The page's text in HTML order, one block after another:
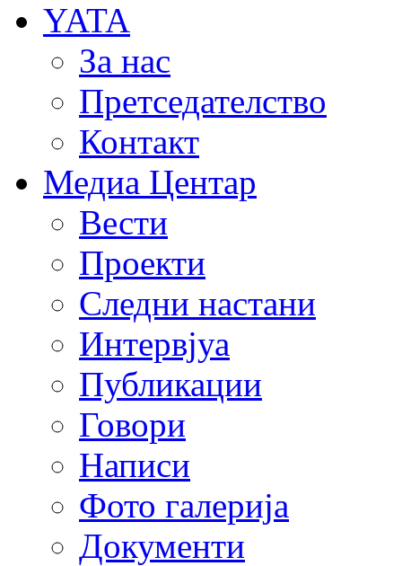
YATA
За нас
Претседателство
Контакт
Медиа Центар
Вести
Проекти
Следни настани
Интервјуа
Публикации
Говори
Написи
Фото галерија
Документи